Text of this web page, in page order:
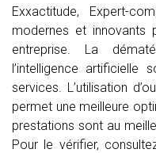
Exxactitude, Expert-
modernes et innovants
entreprise. La
l’intelligence
services. L’utilisation
permet une meilleure
prestations sont au
Pour le vérifier,